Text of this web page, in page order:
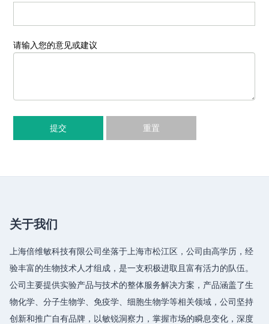
请输入您的意见或建议
提交 重置
关于我们
上海倍维敏科技有限公司坐落于上海市松江区，公司由高学历，经
验丰富的生物技术人才组成，是一支积极进取且富有活力的队伍。
公司主要提供实验产品与技术的整体服务解决方案，产品涵盖了生
物化学、分子生物学、免疫学、细胞生物学等相关领域，公司坚持
创新和推广自有品牌，以敏锐洞察力，掌握市场的瞬息变化，深度